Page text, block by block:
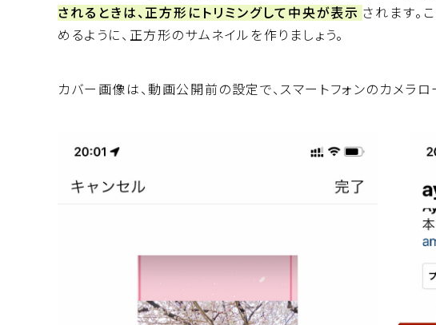
されるときは、正方形にトリミングして中央が表示 されます。
めるように、正方形のサムネイルを作りましょう。
カバー画像は、動画公開前の設定で、スマートフォンのカメラロ